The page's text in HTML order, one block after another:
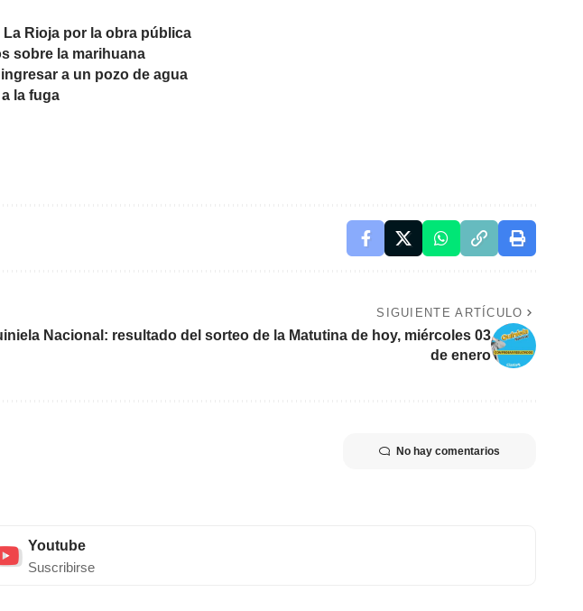
Rioja por la obra pública
sobre la marihuana
a un pozo de agua
la fuga
SIGUIENTE ARTÍCULO
Nacional: resultado del sorteo de la Matutina de hoy, miércoles 03
de enero
No hay comentarios
Youtube
Suscribirse